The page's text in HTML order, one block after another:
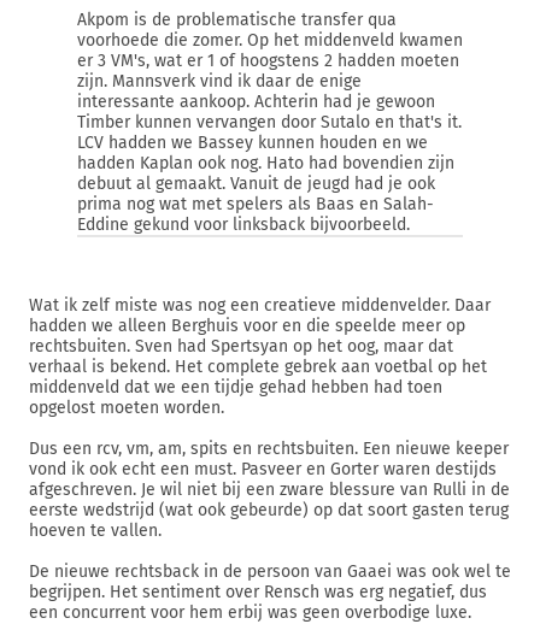
Akpom is de problematische transfer qua
voorhoede die zomer. Op het middenveld kwamen
er 3 VM's, wat er 1 of hoogstens 2 hadden moeten
zijn. Mannsverk vind ik daar de enige
interessante aankoop. Achterin had je gewoon
Timber kunnen vervangen door Sutalo en that's it.
LCV hadden we Bassey kunnen houden en we
hadden Kaplan ook nog. Hato had bovendien zijn
debuut al gemaakt. Vanuit de jeugd had je ook
prima nog wat met spelers als Baas en Salah-
Eddine gekund voor linksback bijvoorbeeld.
Wat ik zelf miste was nog een creatieve middenvelder. Daar
hadden we alleen Berghuis voor en die speelde meer op
rechtsbuiten. Sven had Spertsyan op het oog, maar dat
verhaal is bekend. Het complete gebrek aan voetbal op het
middenveld dat we een tijdje gehad hebben had toen
opgelost moeten worden.
Dus een rcv, vm, am, spits en rechtsbuiten. Een nieuwe keeper
vond ik ook echt een must. Pasveer en Gorter waren destijds
afgeschreven. Je wil niet bij een zware blessure van Rulli in de
eerste wedstrijd (wat ook gebeurde) op dat soort gasten terug
hoeven te vallen.
De nieuwe rechtsback in de persoon van Gaaei was ook wel te
begrijpen. Het sentiment over Rensch was erg negatief, dus
een concurrent voor hem erbij was geen overbodige luxe.